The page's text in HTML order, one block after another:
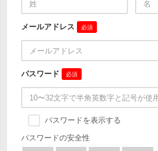
メールアドレス 必須
パスワード 必須
パスワードを表示する
パスワードの安全性